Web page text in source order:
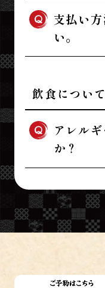
支払い
い。
飲食について
アレル
か？